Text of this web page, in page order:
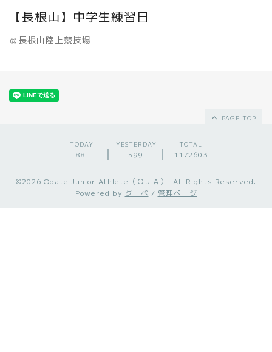
【長根山】中学生練習日
＠長根山陸上競技場
PAGE TOP
TODAY
88
YESTERDAY
599
TOTAL
1172603
©2026 Odate Junior Athlete（ＯＪＡ） . All Rights Reserved.
Powered by グーペ / 管理ページ